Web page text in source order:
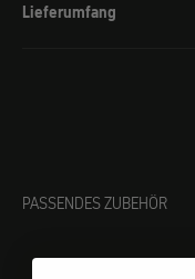
Lieferumfang
PASSENDES ZUBEHÖR